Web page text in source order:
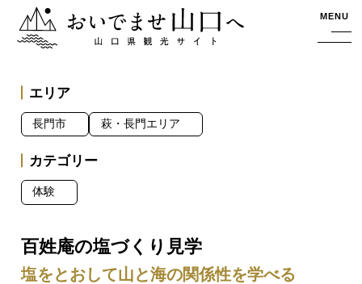
おいでませ山口へー山口県観光サイト MENU
百姓庵の塩づくり見学
塩をとおして山と海の関係性を学べる
エリア
長門市 萩・長門エリア
カテゴリー
体験